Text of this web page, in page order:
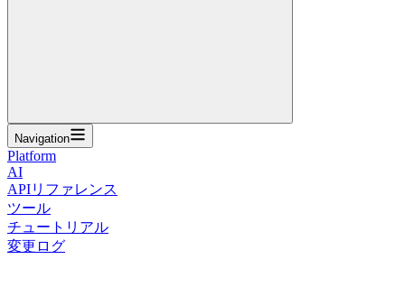
Navigation
Platform
AI
APIリファレンス
ツール
チュートリアル
変更ログ